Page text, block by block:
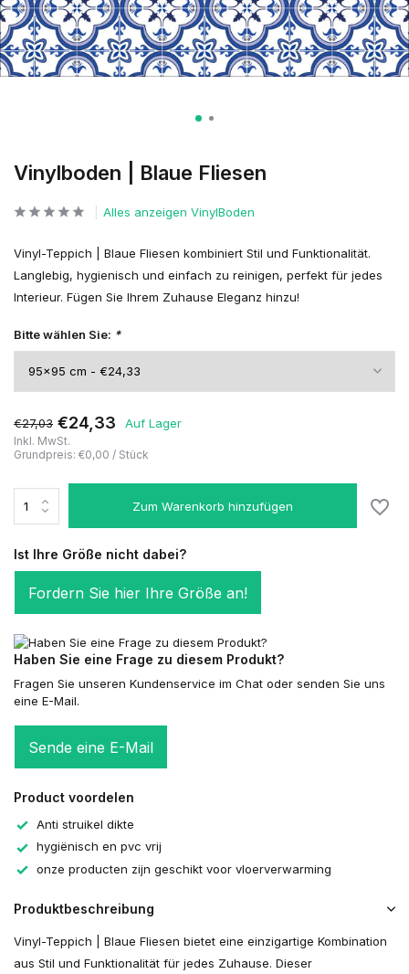
Vinylboden | Blaue Fliesen
Alles anzeigen VinylBoden
Vinyl-Teppich | Blaue Fliesen kombiniert Stil und Funktionalität.
Langlebig, hygienisch und einfach zu reinigen, perfekt für jedes
Interieur. Fügen Sie Ihrem Zuhause Eleganz hinzu!
Bitte wählen Sie: *
€27,03 €24,33 Auf Lager
Inkl. MwSt.
Grundpreis: €0,00 / Stück
Zum Warenkorb hinzufügen
Ist Ihre Größe nicht dabei?
Fordern Sie hier Ihre Größe an!
Haben Sie eine Frage zu diesem Produkt?
Fragen Sie unseren Kundenservice im Chat oder senden Sie uns
eine E-Mail.
Sende eine E-Mail
Product voordelen
Anti struikel dikte
hygiënisch en pvc vrij
onze producten zijn geschikt voor vloerverwarming
Produktbeschreibung
Vinyl-Teppich | Blaue Fliesen bietet eine einzigartige Kombination
aus Stil und Funktionalität für jedes Zuhause. Dieser